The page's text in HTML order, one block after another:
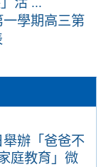
辦「爸爸不
庭教育」微
學期高三第